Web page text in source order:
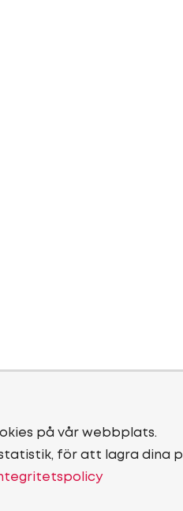
på vår webbplats.
för att lagra dina